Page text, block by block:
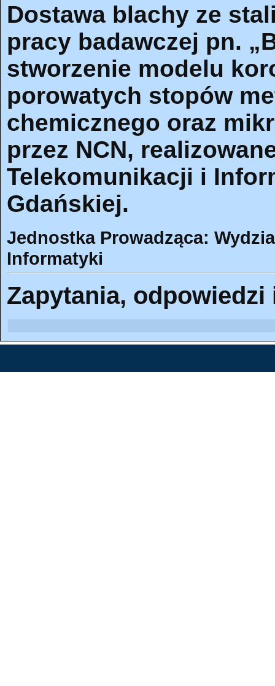
Dostawa blachy ze
pracy badawczej pn.
stworzenie modelu
porowatych stopów
chemicznego oraz
przez NCN,
Telekomunikacji i
Gdańskiej.
Jednostka Prowadząca:
Informatyki
Zapytania, odpowiedzi